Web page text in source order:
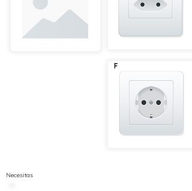
F
Necesitas